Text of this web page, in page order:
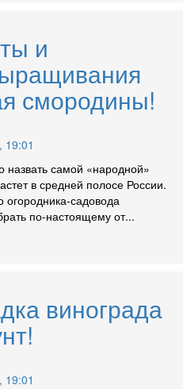
и
смородины!
19:01
самой «народной»
в средней полосе России.
огородника-садовода
по-настоящему от...
винограда
19:01